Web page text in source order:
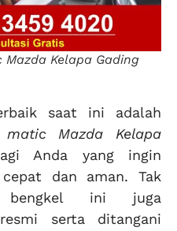
Kelapa Gading
saat ini adalah
Mazda Kelapa
Anda yang ingin
dan aman. Tak
bengkel ini juga
serta ditangani